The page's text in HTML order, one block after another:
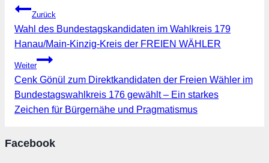
Beitragsnavigation
Zurück
Wahl des Bundestagskandidaten im Wahlkreis 179
Hanau/Main-Kinzig-Kreis der FREIEN WÄHLER
Weiter
Cenk Gönül zum Direktkandidaten der Freien Wähler im
Bundestagswahlkreis 176 gewählt – Ein starkes
Zeichen für Bürgernähe und Pragmatismus
Facebook